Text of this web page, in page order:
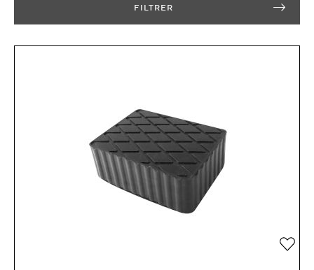
FILTRER
Zur